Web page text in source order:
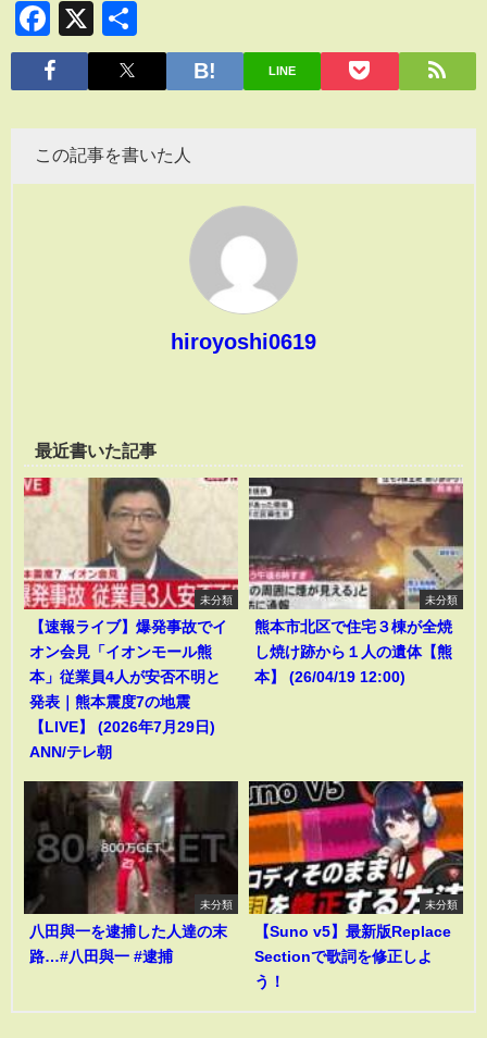
Facebook
X
有
LINE
この記事を書いた人
hiroyoshi0619
最近書いた記事
未分類
【速報ライブ】爆発事故でイ
オン会見「イオンモール熊
本」従業員4人が安否不明と
発表｜熊本震度7の地震
【LIVE】 (2026年7月29日)
ANN/テレ朝
未分類
熊本市北区で住宅３棟が全焼
し焼け跡から１人の遺体【熊
本】 (26/04/19 12:00)
未分類
八田與一を逮捕した人達の末
路…#八田與一 #逮捕
未分類
【Suno v5】最新版Replace
Sectionで歌詞を修正しよ
う！